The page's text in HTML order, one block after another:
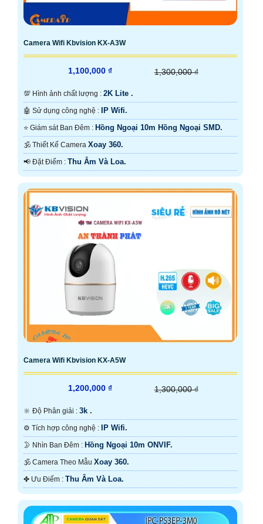
Camera Wifi Kbvision KX-A3W
1,100,000 ₫ 1,300,000 ₫
💯 Hình ảnh chất lượng : 2K Lite .
🤖️ Sử dụng công nghệ : IP Wifi.
⭐ Giám sát Ban Đêm : Hồng Ngoại 10m Hồng Ngoại SMD.
🕉️ Thiết Kế Camera Xoay 360.
️📢 Đặt Điểm : Thu Âm Và Loa.
Camera Wifi Kbvision KX-A5W
1,200,000 ₫ 1,300,000 ₫
🔆 Độ Phân giải : 3k .
⚙ Tích hợp công nghệ : IP Wifi.
🌛 Nhìn Ban Đêm : Hồng Ngoại 10m ONVIF.
🕉️ Camera Theo Mẫu Xoay 360.
️✤ Ưu Điểm : Thu Âm Và Loa.